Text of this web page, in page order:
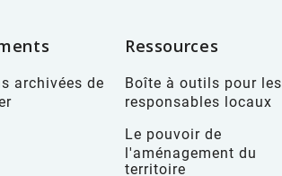
archivées de
Ressources
Boîte à outils pour les
responsables locaux
Le pouvoir de
l'aménagement du
territoire